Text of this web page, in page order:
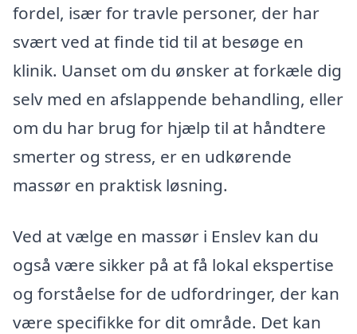
fordel, især for travle personer, der har
svært ved at finde tid til at besøge en
klinik. Uanset om du ønsker at forkæle dig
selv med en afslappende behandling, eller
om du har brug for hjælp til at håndtere
smerter og stress, er en udkørende
massør en praktisk løsning.
Ved at vælge en massør i Enslev kan du
også være sikker på at få lokal ekspertise
og forståelse for de udfordringer, der kan
være specifikke for dit område. Det kan